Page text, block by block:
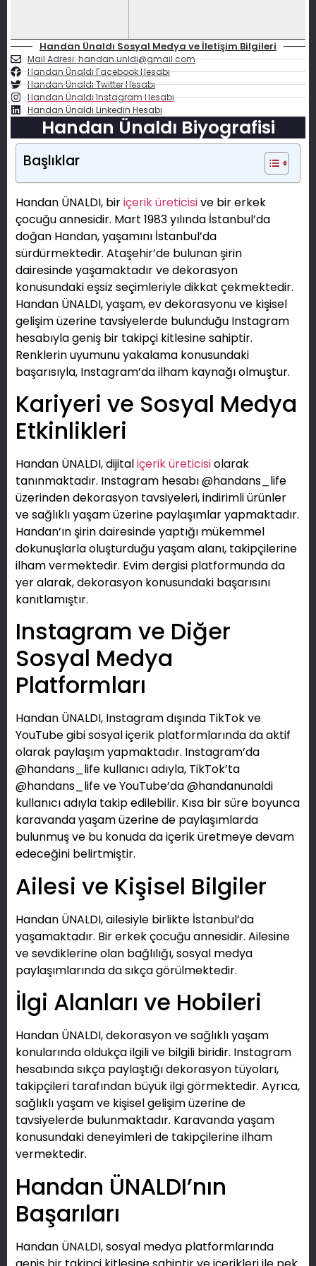
Handan Ünaldı Sosyal Medya ve İletişim Bilgileri
Mail Adresi: handan.unldi@gmail.com
Handan Ünaldı Facebook Hesabı
Handan Ünaldı Twitter Hesabı
Handan Ünaldı Instagram Hesabı
Handan Ünaldı Linkedin Hesabı
Handan Ünaldı Biyografisi
Başlıklar
Handan ÜNALDI, biriçerik üreticisive bir erkek
çocuğu annesidir. Mart 1983 yılında İstanbul’da
doğan Handan, yaşamını İstanbul’da
sürdürmektedir. Ataşehir’de bulunan şirin
dairesinde yaşamaktadır ve dekorasyon
konusundaki eşsiz seçimleriyle dikkat çekmektedir.
Handan ÜNALDI, yaşam, ev dekorasyonu ve kişisel
gelişim üzerine tavsiyelerde bulunduğu Instagram
hesabıyla geniş bir takipçi kitlesine sahiptir.
Renklerin uyumunu yakalama konusundaki
başarısıyla, Instagram’da ilham kaynağı olmuştur.
Kariyeri ve Sosyal Medya
Etkinlikleri
Handan ÜNALDI, dijitaliçerik üreticisiolarak
tanınmaktadır. Instagram hesabı @handans_life
üzerinden dekorasyon tavsiyeleri, indirimli ürünler
ve sağlıklı yaşam üzerine paylaşımlar yapmaktadır.
Handan’ın şirin dairesinde yaptığı mükemmel
dokunuşlarla oluşturduğu yaşam alanı, takipçilerine
ilham vermektedir. Evim dergisi platformunda da
yer alarak, dekorasyon konusundaki başarısını
kanıtlamıştır.
Instagram ve Diğer
Sosyal Medya
Platformları
Handan ÜNALDI, Instagram dışında TikTok ve
YouTube gibi sosyal içerik platformlarında da aktif
olarak paylaşım yapmaktadır. Instagram’da
@handans_life kullanıcı adıyla, TikTok’ta
@handans_life ve YouTube’da @handanunaldi
kullanıcı adıyla takip edilebilir. Kısa bir süre boyunca
karavanda yaşam üzerine de paylaşımlarda
bulunmuş ve bu konuda da içerik üretmeye devam
edeceğini belirtmiştir.
Ailesi ve Kişisel Bilgiler
Handan ÜNALDI, ailesiyle birlikte İstanbul’da
yaşamaktadır. Bir erkek çocuğu annesidir. Ailesine
ve sevdiklerine olan bağlılığı, sosyal medya
paylaşımlarında da sıkça görülmektedir.
İlgi Alanları ve Hobileri
Handan ÜNALDI, dekorasyon ve sağlıklı yaşam
konularında oldukça ilgili ve bilgili biridir. Instagram
hesabında sıkça paylaştığı dekorasyon tüyoları,
takipçileri tarafından büyük ilgi görmektedir. Ayrıca,
sağlıklı yaşam ve kişisel gelişim üzerine de
tavsiyelerde bulunmaktadır. Karavanda yaşam
konusundaki deneyimleri de takipçilerine ilham
vermektedir.
Handan ÜNALDI’nın
Başarıları
Handan ÜNALDI, sosyal medya platformlarında